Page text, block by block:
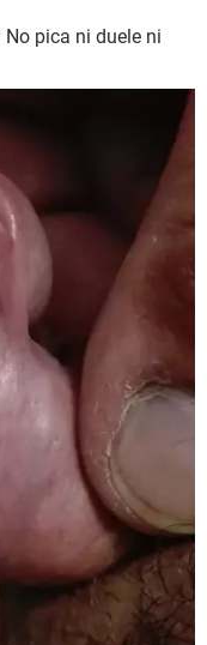
No pica ni duele ni